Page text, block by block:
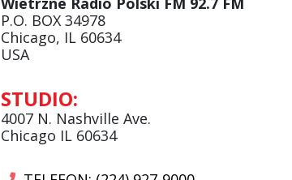
P.O. BOX 34978
Chicago, IL 60634
USA
STUDIO:
4007 N. Nashville Ave.
Chicago IL 60634
facebook